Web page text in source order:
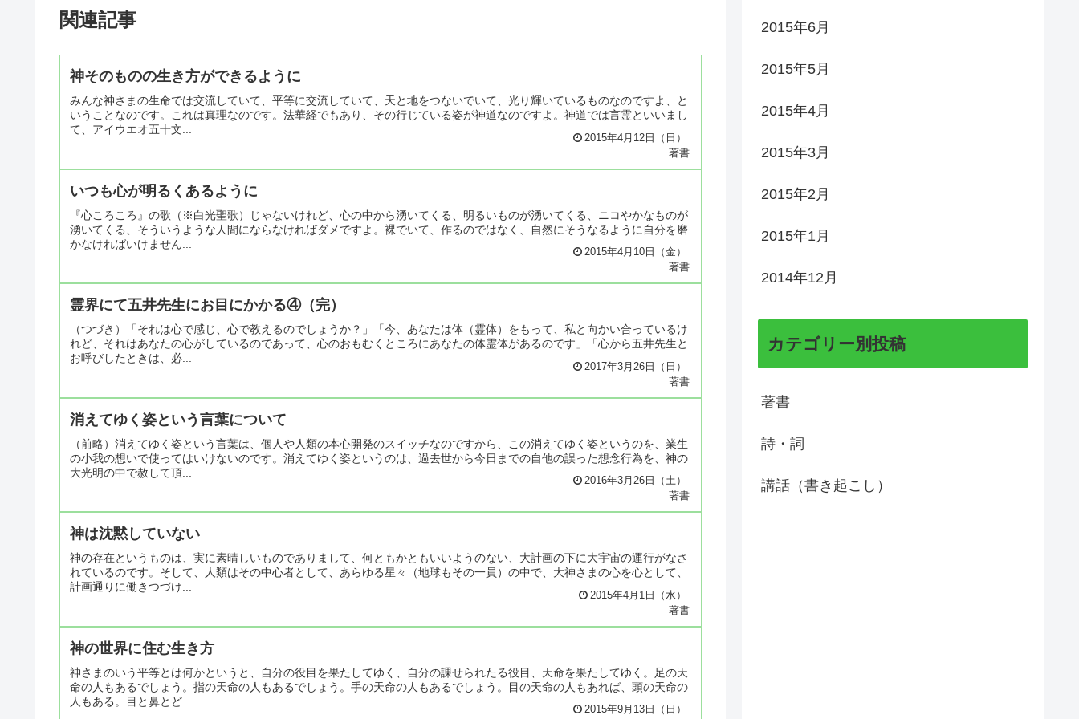
関連記事
神そのものの生き方ができるように
みんな神さまの生命では交流していて、平等に交流していて、天と地をつないでいて、光り輝いているものなのですよ、と
いうことなのです。これは真理なのです。法華経でもあり、その行じている姿が神道なのですよ。神道では言霊といいまし
て、アイウエオ五十文...
2015年4月12日（日）
著書
いつも心が明るくあるように
『心ころころ』の歌（※白光聖歌）じゃないけれど、心の中から湧いてくる、明るいものが湧いてくる、ニコやかなものが
湧いてくる、そういうような人間にならなければダメですよ。裸でいて、作るのではなく、自然にそうなるように自分を磨
かなければいけません...
2015年4月10日（金）
著書
霊界にて五井先生にお目にかかる④（完）
（つづき）「それは心で感じ、心で教えるのでしょうか？」「今、あなたは体（霊体）をもって、私と向かい合っているけ
れど、それはあなたの心がしているのであって、心のおもむくところにあなたの体霊体があるのです」「心から五井先生と
お呼びしたときは、必...
2017年3月26日（日）
著書
消えてゆく姿という言葉について
（前略）消えてゆく姿という言葉は、個人や人類の本心開発のスイッチなのですから、この消えてゆく姿というのを、業生
の小我の想いで使ってはいけないのです。消えてゆく姿というのは、過去世から今日までの自他の誤った想念行為を、神の
大光明の中で赦して頂...
2016年3月26日（土）
著書
神は沈黙していない
神の存在というものは、実に素晴しいものでありまして、何ともかともいいようのない、大計画の下に大宇宙の運行がなさ
れているのです。そして、人類はその中心者として、あらゆる星々（地球もその一員）の中で、大神さまの心を心として、
計画通りに働きつづけ...
2015年4月1日（水）
著書
神の世界に住む生き方
神さまのいう平等とは何かというと、自分の役目を果たしてゆく、自分の課せられたる役目、天命を果たしてゆく。足の天
命の人もあるでしょう。指の天命の人もあるでしょう。手の天命の人もあるでしょう。目の天命の人もあれば、頭の天命の
人もある。目と鼻とど...
2015年9月13日（日）
2015年6月
2015年5月
2015年4月
2015年3月
2015年2月
2015年1月
2014年12月
カテゴリー別投稿
著書
詩・詞
講話（書き起こし）